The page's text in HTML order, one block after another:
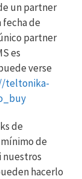
un partner
de
partner
es
verse
teltonika-
de
de
nuestros
hacerlo